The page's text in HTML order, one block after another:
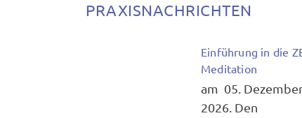
PRAXISNACHRICHTEN
Einführung in die
Meditation
am 05.
2026. Den